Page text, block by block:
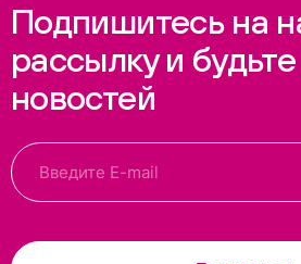
Подпишитесь на
рассылку и
новостей